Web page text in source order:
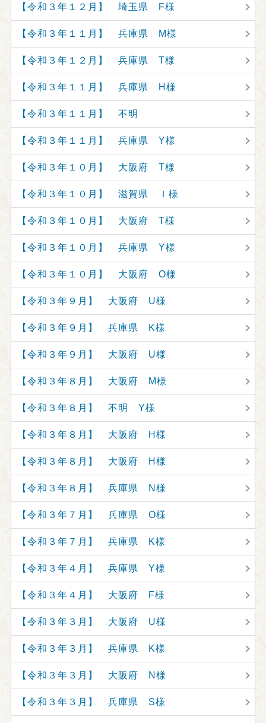
【令和３年１２月】 埼玉県 F様
【令和３年１１月】 兵庫県 M様
【令和３年１２月】 兵庫県 T様
【令和３年１１月】 兵庫県 H様
【令和３年１１月】 不明
【令和３年１１月】 兵庫県 Y様
【令和３年１０月】 大阪府 T様
【令和３年１０月】 滋賀県 Ｉ様
【令和３年１０月】 大阪府 T様
【令和３年１０月】 兵庫県 Y様
【令和３年１０月】 大阪府 O様
【令和３年９月】 大阪府 U様
【令和３年９月】 兵庫県 K様
【令和３年９月】 大阪府 U様
【令和３年８月】 大阪府 M様
【令和３年８月】 不明 Y様
【令和３年８月】 大阪府 H様
【令和３年８月】 大阪府 H様
【令和３年８月】 兵庫県 N様
【令和３年７月】 兵庫県 O様
【令和３年７月】 兵庫県 K様
【令和３年４月】 兵庫県 Y様
【令和３年４月】 大阪府 F様
【令和３年３月】 大阪府 U様
【令和３年３月】 兵庫県 K様
【令和３年３月】 大阪府 N様
【令和３年３月】 兵庫県 S様